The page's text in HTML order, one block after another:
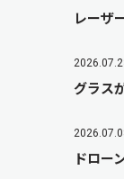
レーザ
グラス
ドロー